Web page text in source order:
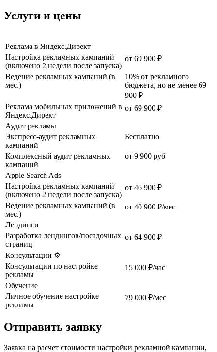
Услуги и цены
Реклама в Яндекс.Директ
Настройка рекламных кампаний
(включено 2 недели после запуска)
от 69 900 ₽
Ведение рекламных кампаний (в
мес.)
10% от рекламного
бюджета, но не менее 69
900 ₽
Реклама мобильных приложений в
Яндекс.Директ
от 69 900 ₽
Аудит рекламы
Экспресс-аудит рекламных
кампаний
Бесплатно
Комплексный аудит рекламных
кампаний
от 9 900 руб
Apple Search Ads
Настройка рекламных кампаний
(включено 2 недели после запуска)
от 46 900 ₽
Ведение рекламных кампаний (в
мес.)
от 40 900 ₽/мес
Лендинги
Разработка лендингов/посадочных
страниц
от 64 900 ₽
Консультации ⚙️
Консультации по настройке
рекламы
15 000 ₽/час
Обучение
Личное обучение настройке
рекламы
79 000 ₽/мес
Отправить заявку
Заявка на расчет стоимости настройки рекламной кампании,